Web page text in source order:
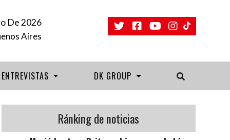
De 2026
Aires
ENTREVISTAS DK GROUP
Ránking de noticias